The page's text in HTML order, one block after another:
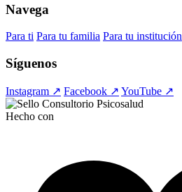
Navega
Para ti Para tu familia Para tu institución
Síguenos
Instagram ↗ Facebook ↗ YouTube ↗
Hecho con